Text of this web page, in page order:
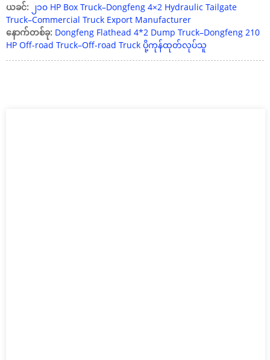
ယခင်: ၂၁၀ HP Box Truck–Dongfeng 4×2 Hydraulic Tailgate
Truck–Commercial Truck Export Manufacturer
နောက်တစ်ခု: Dongfeng Flathead 4*2 Dump Truck–Dongfeng 210
HP Off-road Truck–Off-road Truck ပို့ကုန်ထုတ်လုပ်သူ